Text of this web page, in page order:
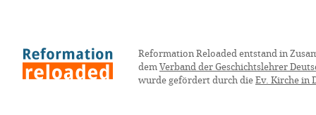
Reformation Reloaded entstand in
dem Verband der Geschichtslehrer
wurde gefördert durch die Ev. Kirche in